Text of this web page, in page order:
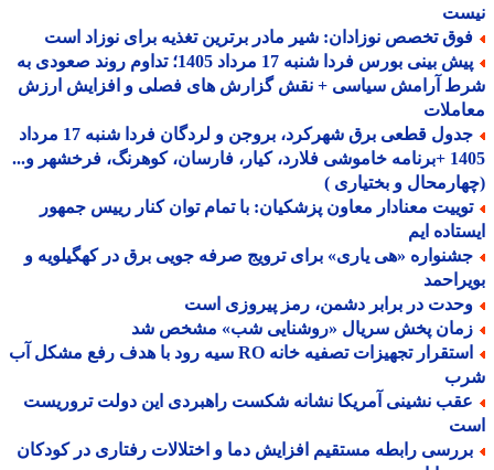
تخصص نوزادان: شیر مادر برترین تغذیه برای نوزاد است
پیش بینی بورس فردا شنبه 17 مرداد 1405؛ تداوم روند صعودی به
آرامش سیاسی + نقش گزارش های فصلی و افزایش ارزش
جدول قطعی برق شهرکرد، بروجن و لردگان فردا شنبه 17 مرداد
1405 +برنامه خاموشی فلارد، کیار، فارسان، کوهرنگ، فرخشهر و...
و بختیاری )
معنادار معاون پزشکیان: با تمام توان کنار رییس جمهور
ایم
«هی یاری» برای ترویج صرفه جویی برق در کهگیلویه و
در برابر دشمن، رمز پیروزی است
پخش سریال «روشنایی شب» مشخص شد
استقرار تجهیزات تصفیه خانه RO سیه رود با هدف رفع مشکل آب
نشینی آمریکا نشانه شکست راهبردی این دولت تروریست
رابطه مستقیم افزایش دما و اختلالات رفتاری در کودکان